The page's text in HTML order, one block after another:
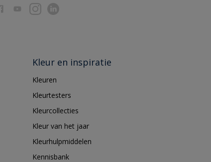
Kleur en inspiratie
Kleuren
Kleurtesters
Kleurcollecties
Kleur van het jaar
Kleurhulpmiddelen
Kennisbank